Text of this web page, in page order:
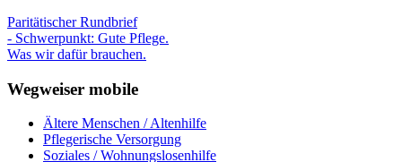
Paritätischer Rundbrief
- Schwerpunkt: Gute Pflege.
Was wir dafür brauchen.
Wegweiser mobile
Ältere Menschen / Altenhilfe
Pflegerische Versorgung
Soziales / Wohnungslosenhilfe